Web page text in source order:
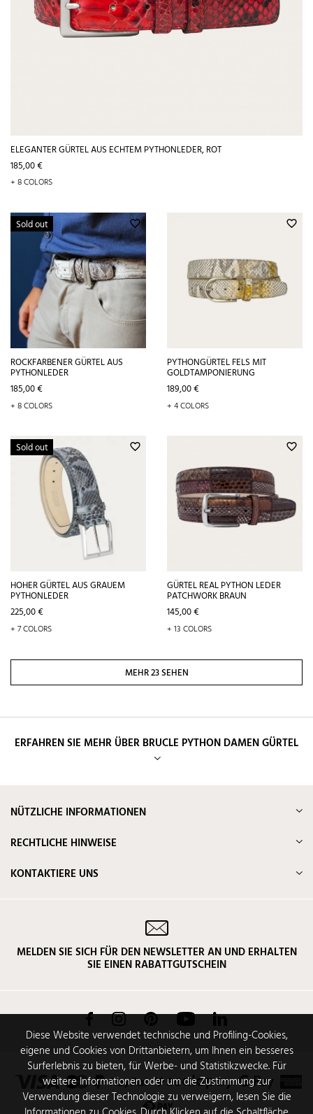
ELEGANTER GÜRTEL AUS ECHTEM PYTHONLEDER, ROT
Preis
185,00 €
+ 8 COLORS
favorite_border
Sold out
ROCKFARBENER GÜRTEL AUS
PYTHONLEDER
Preis
185,00 €
+ 8 COLORS
favorite_border
PYTHONGÜRTEL FELS MIT
GOLDTAMPONIERUNG
Preis
189,00 €
+ 4 COLORS
favorite_border
Sold out
HOHER GÜRTEL AUS GRAUEM
PYTHONLEDER
Preis
225,00 €
+ 7 COLORS
favorite_border
GÜRTEL REAL PYTHON LEDER
PATCHWORK BRAUN
Preis
145,00 €
+ 13 COLORS
MEHR 23 SEHEN
ERFAHREN SIE MEHR ÜBER BRUCLE PYTHON DAMEN GÜRTEL
Diese Website verwendet technische und Profiling-Cookies,
eigene und Cookies von Drittanbietern, um Ihnen ein besseres
Surferlebnis zu bieten, für Werbe- und Statistikzwecke. Für
weitere Informationen oder um die Zustimmung zur
Verwendung dieser Technologie zu verweigern, lesen Sie die
NÜTZLICHE INFORMATIONEN
RECHTLICHE HINWEISE
KONTAKTIERE UNS
MELDEN SIE SICH FÜR DEN NEWSLETTER AN UND ERHALTEN
SIE EINEN RABATTGUTSCHEIN
FacebookInstagramPinterest YouTubeLinkedIn